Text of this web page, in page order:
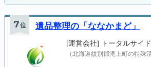
7位 遺品整理の「ななかまど」
[運営会社] トータルサイ
（北海道紋別郡滝上町の特殊